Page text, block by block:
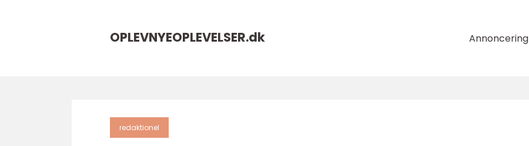
OPLEVNYEOPLEVELSER.dk Annoncering
redaktionel